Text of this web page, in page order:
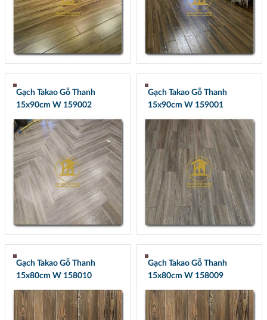
Gạch Takao Gỗ Thanh
15x90cm W 159002
Gạch Takao Gỗ Thanh
15x90cm W 159001
Gạch Takao Gỗ Thanh
15x80cm W 158010
Gạch Takao Gỗ Thanh
15x80cm W 158009